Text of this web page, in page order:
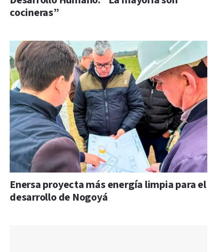
cocineras”
Enersa proyecta más energía limpia para el
desarrollo de Nogoyá